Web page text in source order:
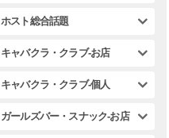
ホスト総合話題
キャバクラ・クラブ-お店
キャバクラ・クラブ-個人
ガールズバー・スナック-お店